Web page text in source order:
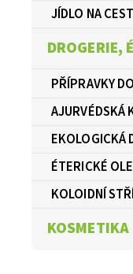
JÍDLO NA
DROGERIE,
PŘÍPRAVKY
AJURVÉDSKÁ
EKOLOGICKÁ
ÉTERICKÉ
KOLOIDNÍ
KOSMETIKA